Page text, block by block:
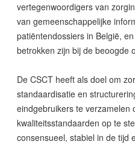
vertegenwoordigers van
van gemeenschappelijke
patiëntendossiers in België,
betrokken zijn bij de beoogde
De CSCT heeft als doel om
standaardisatie en
eindgebruikers te verzamelen
kwaliteitsstandaarden op te
consensueel, stabiel in de tijd